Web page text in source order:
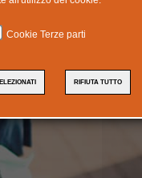
Cookie Terze parti
RIFIUTA TUTTO